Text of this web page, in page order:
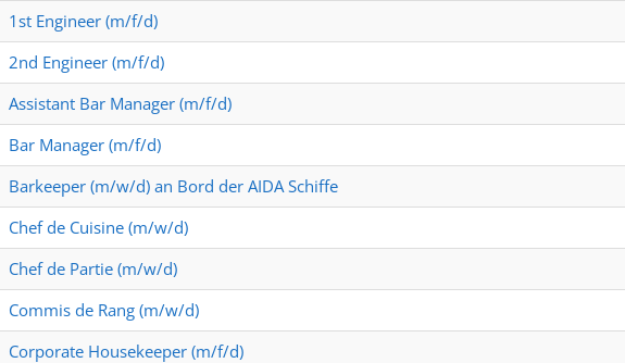
1st Engineer (m/f/d)
2nd Engineer (m/f/d)
Assistant Bar Manager (m/f/d)
Bar Manager (m/f/d)
Barkeeper (m/w/d) an Bord der AIDA Schiffe
Chef de Cuisine (m/w/d)
Chef de Partie (m/w/d)
Commis de Rang (m/w/d)
Corporate Housekeeper (m/f/d)